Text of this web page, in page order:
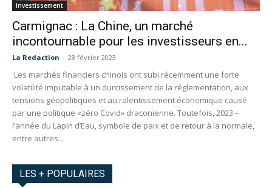
Investissement
Carmignac : La Chine, un marché
incontournable pour les investisseurs en...
La Redaction - 28 février 2023
Les marchés financiers chinois ont subi récemment une forte
volatilité imputable à un durcissement de la réglementation, aux
tensions géopolitiques et au ralentissement économique causé
par une politique «zéro Covid» draconienne. Toutefois, 2023 –
l’année du Lapin d’Eau, symbole de paix et de retour à la normale,
entre autres...
LES + POPULAIRES